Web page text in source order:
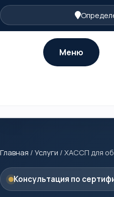
Меню
Главная / Услуги / ХАССП для
Консультация по